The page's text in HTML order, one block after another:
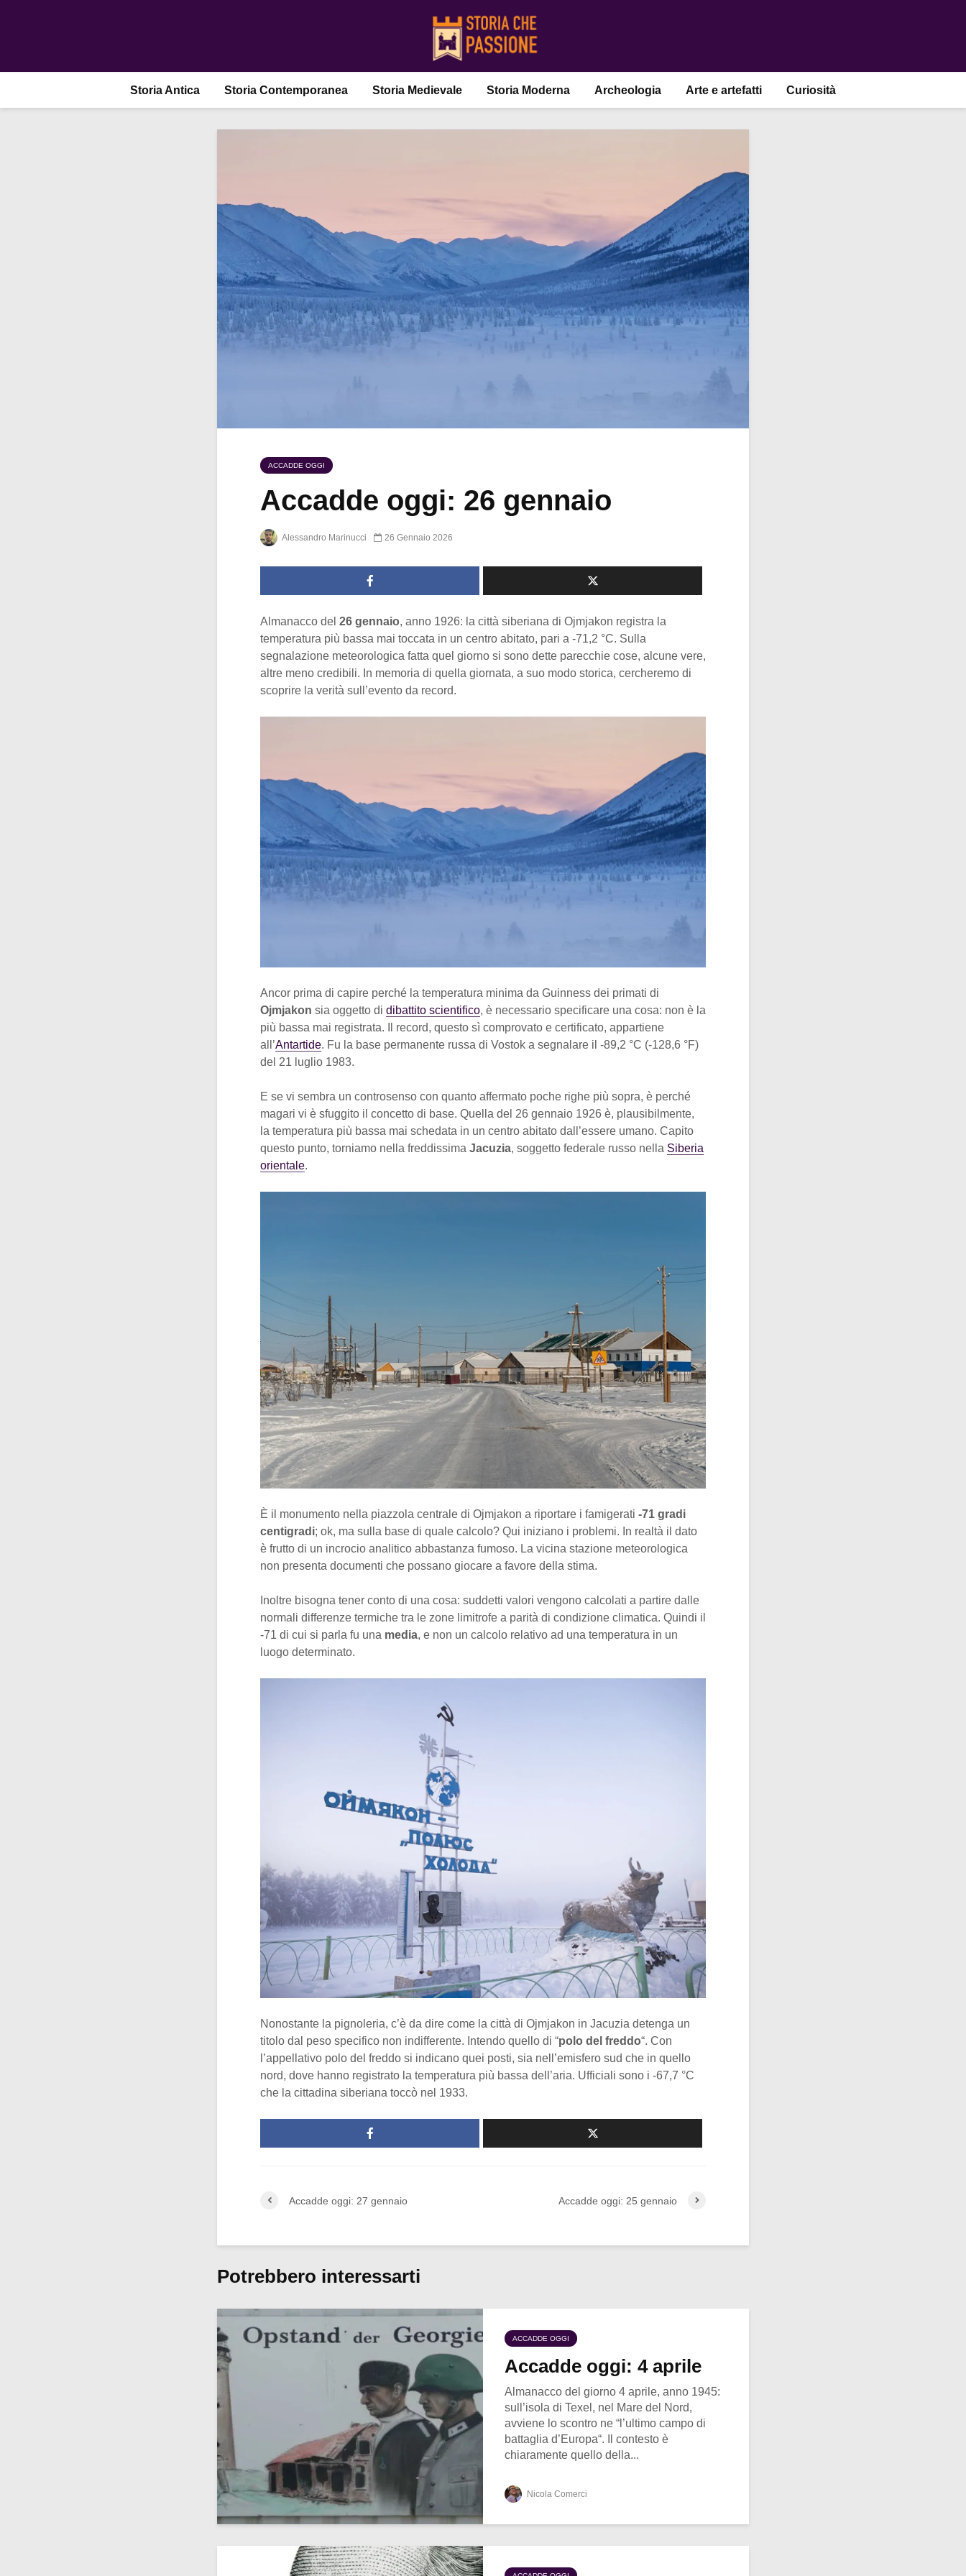
Storia Antica Storia Contemporanea Storia Medievale Storia Moderna Archeologia Arte e artefatti Curiosità
ACCADDE OGGI
Accadde oggi: 26 gennaio
Alessandro Marinucci 26 Gennaio 2026
Almanacco del 26 gennaio, anno 1926: la città siberiana di Ojmjakon registra la
temperatura più bassa mai toccata in un centro abitato, pari a -71,2 °C. Sulla
segnalazione meteorologica fatta quel giorno si sono dette parecchie cose, alcune vere,
altre meno credibili. In memoria di quella giornata, a suo modo storica, cercheremo di
scoprire la verità sull’evento da record.
Ancor prima di capire perché la temperatura minima da Guinness dei primati di
Ojmjakon sia oggetto di dibattito scientifico, è necessario specificare una cosa: non è la
più bassa mai registrata. Il record, questo sì comprovato e certificato, appartiene
all’Antartide. Fu la base permanente russa di Vostok a segnalare il -89,2 °C (-128,6 °F)
del 21 luglio 1983.
E se vi sembra un controsenso con quanto affermato poche righe più sopra, è perché
magari vi è sfuggito il concetto di base. Quella del 26 gennaio 1926 è, plausibilmente,
la temperatura più bassa mai schedata in un centro abitato dall’essere umano. Capito
questo punto, torniamo nella freddissima Jacuzia, soggetto federale russo nella Siberia
orientale.
È il monumento nella piazzola centrale di Ojmjakon a riportare i famigerati -71 gradi
centigradi; ok, ma sulla base di quale calcolo? Qui iniziano i problemi. In realtà il dato
è frutto di un incrocio analitico abbastanza fumoso. La vicina stazione meteorologica
non presenta documenti che possano giocare a favore della stima.
Inoltre bisogna tener conto di una cosa: suddetti valori vengono calcolati a partire dalle
normali differenze termiche tra le zone limitrofe a parità di condizione climatica. Quindi il
-71 di cui si parla fu una media, e non un calcolo relativo ad una temperatura in un
luogo determinato.
Nonostante la pignoleria, c’è da dire come la città di Ojmjakon in Jacuzia detenga un
titolo dal peso specifico non indifferente. Intendo quello di “polo del freddo“. Con
l’appellativo polo del freddo si indicano quei posti, sia nell’emisfero sud che in quello
nord, dove hanno registrato la temperatura più bassa dell’aria. Ufficiali sono i -67,7 °C
che la cittadina siberiana toccò nel 1933.
Accadde oggi: 27 gennaio Accadde oggi: 25 gennaio
Potrebbero interessarti
ACCADDE OGGI
Accadde oggi: 4 aprile
Almanacco del giorno 4 aprile, anno 1945:
sull’isola di Texel, nel Mare del Nord,
avviene lo scontro ne “l’ultimo campo di
battaglia d’Europa“. Il contesto è
chiaramente quello della...
Nicola Comerci